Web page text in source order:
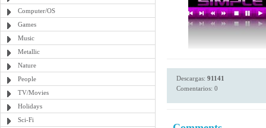
Computer/OS
Games
Music
Metallic
Nature
People
TV/Movies
Holidays
Sci-Fi
Descargas: 91141
Comentarios: 0